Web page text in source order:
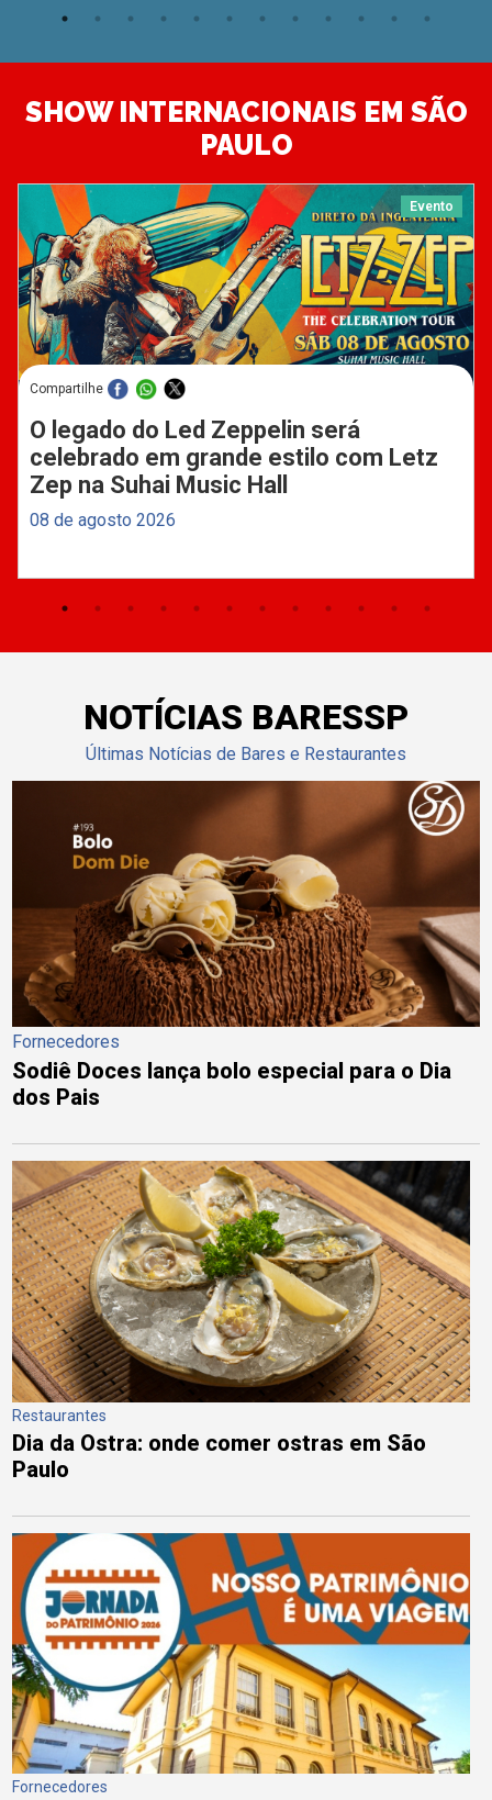
SHOW INTERNACIONAIS EM SÃO
PAULO
Evento
Compartilhe
O legado do Led Zeppelin será
celebrado em grande estilo com Letz
Zep na Suhai Music Hall
08 de agosto 2026
NOTÍCIAS BARESSP
Últimas Notícias de Bares e Restaurantes
Fornecedores
Sodiê Doces lança bolo especial para o Dia
dos Pais
Restaurantes
Dia da Ostra: onde comer ostras em São
Paulo
Fornecedores